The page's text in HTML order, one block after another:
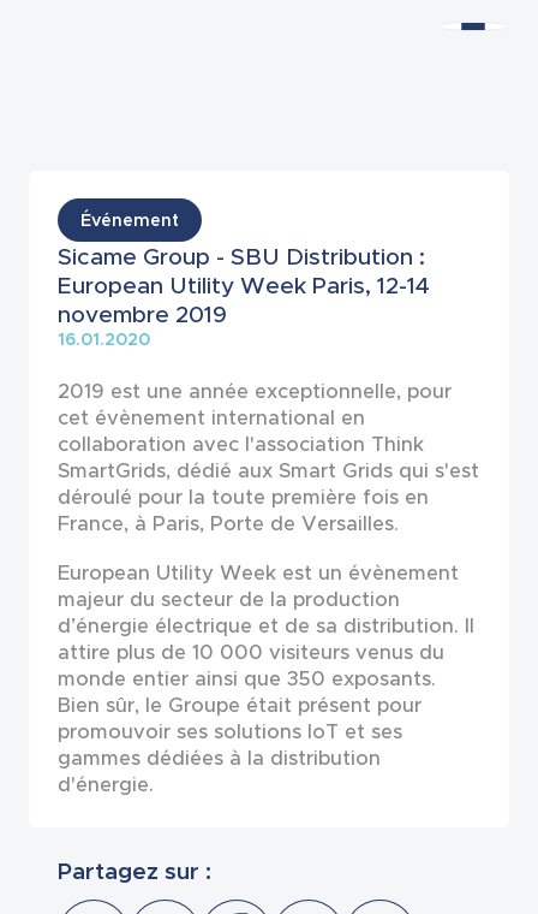
Actualités
Événement
Sicame Group - SBU Distribution :
European Utility Week Paris, 12-14
novembre 2019
16.01.2020
Partagez sur :
2019 est une année exceptionnelle, pour
cet évènement international en
collaboration avec l'association Think
SmartGrids, dédié aux Smart Grids qui s'est
déroulé pour la toute première fois en
France, à Paris, Porte de Versailles.
European Utility Week est un évènement
majeur du secteur de la production
d’énergie électrique et de sa distribution. Il
attire plus de 10 000 visiteurs venus du
monde entier ainsi que 350 exposants.
Bien sûr, le Groupe était présent pour
promouvoir ses solutions IoT et ses
gammes dédiées à la distribution
d'énergie.